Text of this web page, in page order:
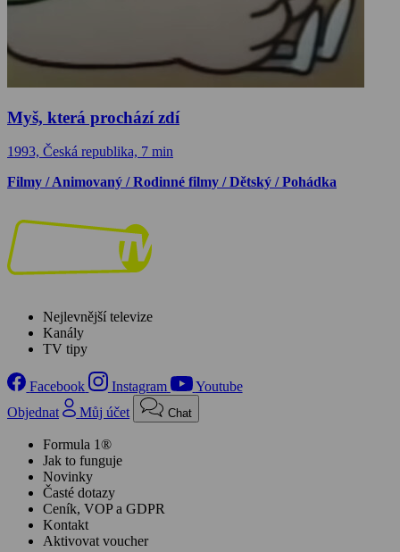
Myš, která prochází zdí
1993, Česká republika, 7 min
Filmy / Animovaný / Rodinné filmy / Dětský / Pohádka
Nejlevnější televize
Kanály
TV tipy
Facebook Instagram
Youtube
Objednat
Můj účet Chat
Formula 1®
Jak to funguje
Novinky
Časté dotazy
Ceník, VOP a GDPR
Kontakt
Aktivovat voucher